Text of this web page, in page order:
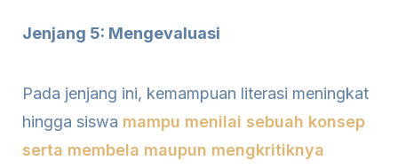
Jenjang 5: Mengevaluasi
Pada jenjang ini, kemampuan literasi meningkat
hingga siswa mampu menilai sebuah konsep
serta membela maupun mengkritiknya